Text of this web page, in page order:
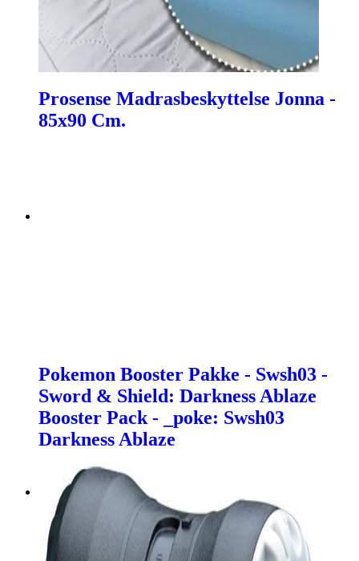
Prosense Madrasbeskyttelse Jonna -
85x90 Cm.
Pokemon Booster Pakke - Swsh03 -
Sword & Shield: Darkness Ablaze
Booster Pack - _poke: Swsh03
Darkness Ablaze